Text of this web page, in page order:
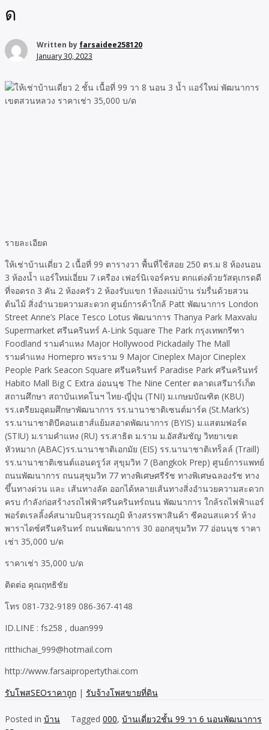
ด
Written by farsaidee258120
January 30, 2023
รายละเอียด
ให้เช่าบ้านเดี่ยว 2 เนื้อที่ 99 ตารางวา พื้นที่ใช้สอย 250 ตร.ม 8 ห้องนอน
3 ห้องน้ำ แอร์ใหม่เอี่ยม 7 เครือง เฟอร์นิเจอร์ครบ ตกแต่งด้วยวัสดุเกรดดี
ที่จอดรถ 3 คัน 2 ห้องครัว 2 ห้องรับแขก 1ห้องแม่บ้าน ร่มรื่นด้วยสวน
ต้นไม้ สิ่งอำนวยความสะดวก ศูนย์การค้าใกล้ Patt พัฒนาการ London
Street Anne’s Place Tesco Lotus พัฒนาการ Thanya Park Maxvalu
Supermarket ศรีนครินทร์ A-Link Square The Park กรุงเทพกรีฑา
Foodland รามคำแหง Major Hollywood Pickadaily The Mall
รามคำแหง Homepro พระราม 9 Major Cineplex Major Cineplex
People Park Seacon Square ศรีนครินทร์ Paradise Park ศรีนครินทร์
Habito Mall Big C Extra อ่อนนุช The Nine Center ตลาดเสรีมาร์เก็ต
สถานศึกษา สถาบันเทคโนฯ ไทย-ญี่ปุ่น (TNI) ม.เกษมบัณฑิต (KBU)
รร.เตรียมอุดมศึกษาพัฒนาการ รร.นานาชาติเซนต์มาร์ค (St.Mark’s)
รร.นานาชาติบีคอนเฮาส์แย้มสอาดพัฒนาการ (BYIS) ม.แสตมฟอร์ด
(STIU) ม.รามคำแหง (RU) รร.สาธิต ม.ราม ม.อัสสัมชัญ วิทยาเขต
หัวหมาก (ABAC)รร.นานาชาติเอกมัย (EIS) รร.นานาชาติเทร็ลล์ (Traill)
รร.นานาชาติเซนต์แอนดรูว์ส สุขุมวิท 7 (Bangkok Prep) ศูนย์การแพทย์
ถนนพัฒนาการ ถนนสุขุมวิท 77 ทางพิเศษศรีรัช ทางพิเศษฉลองรัช ทาง
ขึ้นทางด่วน และ เส้นทางลัด ออกได้หลายเส้นทางสิ่งอำนวยความสะดวก
ครบ กำลังก่อสร้างรถไฟฟ้าศรีนครินทร์ถนน พัฒนาการ ใกล้รถไฟฟ้าแอร์
พอร์ตเรลลิ้งค์สนามบินสุวรรณภูมิ ห้างสรรพาสินค้า ซีคอนสแควร์ ห้าง
พาราไดซ์ศรีนครินทร์ ถนนพัฒนาการ 30 ออกสุขุมวิท 77 อ่อนนุช ราคา
เช่า 35,000 บ/ด
ราคาเช่า 35,000 บ/ด
ติดต่อ คุณฤทธิชัย
โทร 081-732-9189 086-367-4148
ID.LINE : fs258 , duan999
ritthichai_999@hotmail.com
http://www.farsaipropertythai.com
รับโพสSEOราคาถูก | รับจ้างโพสขายที่ดิน
Posted in บ้าน Tagged 000, บ้านเดี่ยว2ชั้น 99 วา 6 นอนพัฒนาการ